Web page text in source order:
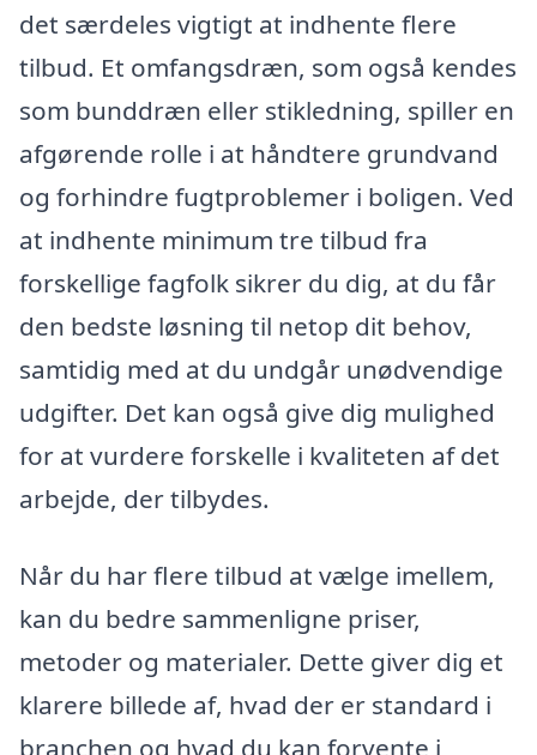
det særdeles vigtigt at indhente flere
tilbud. Et omfangsdræn, som også kendes
som bunddræn eller stikledning, spiller en
afgørende rolle i at håndtere grundvand
og forhindre fugtproblemer i boligen. Ved
at indhente minimum tre tilbud fra
forskellige fagfolk sikrer du dig, at du får
den bedste løsning til netop dit behov,
samtidig med at du undgår unødvendige
udgifter. Det kan også give dig mulighed
for at vurdere forskelle i kvaliteten af det
arbejde, der tilbydes.
Når du har flere tilbud at vælge imellem,
kan du bedre sammenligne priser,
metoder og materialer. Dette giver dig et
klarere billede af, hvad der er standard i
branchen og hvad du kan forvente i